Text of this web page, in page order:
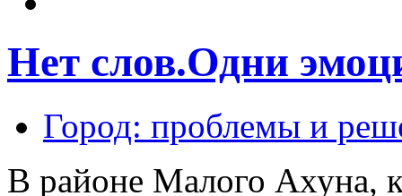
Нет слов.Одни
Город: проблемы и
В районе Малого Ахуна,